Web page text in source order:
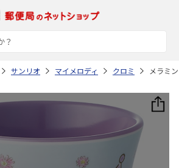
サンリオ マイメロディ クロミ メラミ